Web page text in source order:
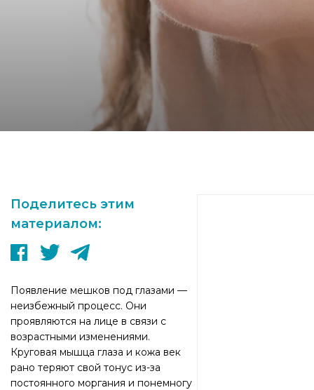
Поделитесь этим
материалом:
Появление мешков под глазами —
неизбежный процесс. Они
проявляются на лице в связи с
возрастными изменениями.
Круговая мышца глаза и кожа век
рано теряют свой тонус из-за
постоянного моргания и понемногу